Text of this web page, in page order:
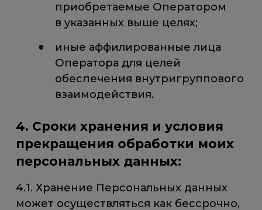
приобретаемые Оператором
в указанных выше целях;
иные аффилированные лица
Оператора для целей
обеспечения внутригруппового
взаимодействия.
4. Сроки хранения и условия
прекращения обработки моих
персональных данных:
4.1. Хранение Персональных данных
может осуществляться как бессрочно,